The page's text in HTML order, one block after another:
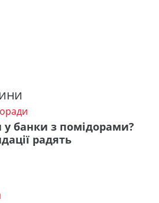
у банки з помідорами?
радять